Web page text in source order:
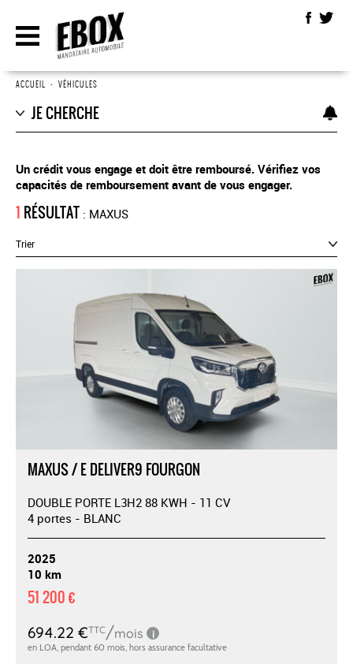
ACCUEIL • VÉHICULES
JE CHERCHE
Un crédit vous engage et doit être remboursé. Vérifiez vos
capacités de remboursement avant de vous engager.
1 RÉSULTAT : MAXUS
Trier
MAXUS / E DELIVER9 FOURGON
DOUBLE PORTE L3H2 88 KWH - 11 CV
4 portes - BLANC
2025
10 km
51 200 €